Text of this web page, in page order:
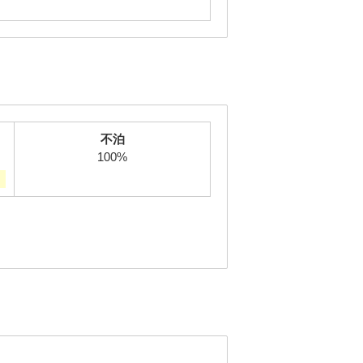
不泊
100%